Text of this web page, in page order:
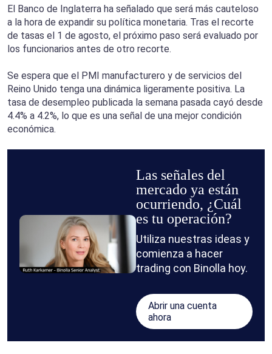
El Banco de Inglaterra ha señalado que será más cauteloso
a la hora de expandir su política monetaria. Tras el recorte
de tasas el 1 de agosto, el próximo paso será evaluado por
los funcionarios antes de otro recorte.
Se espera que el PMI manufacturero y de servicios del
Reino Unido tenga una dinámica ligeramente positiva. La
tasa de desempleo publicada la semana pasada cayó desde
4.4% a 4.2%, lo que es una señal de una mejor condición
económica.
Las señales del
mercado ya están
ocurriendo, ¿Cuál
es tu operación?
Utiliza nuestras ideas y
comienza a hacer
trading con Binolla hoy.
Abrir una cuenta
ahora